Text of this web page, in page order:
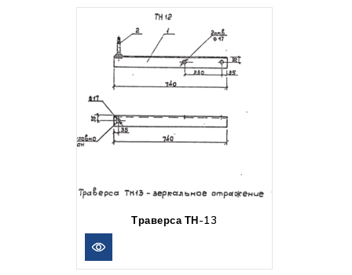
Траверса ТН-13